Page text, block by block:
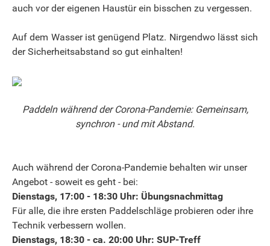
auch vor der eigenen Haustür ein bisschen zu vergessen.
Auf dem Wasser ist genügend Platz. Nirgendwo lässt sich
der Sicherheitsabstand so gut einhalten!
Paddeln während der Corona-Pandemie: Gemeinsam,
synchron - und mit Abstand.
Auch während der Corona-Pandemie behalten wir unser
Angebot - soweit es geht - bei:
Dienstags, 17:00 - 18:30 Uhr: Übungsnachmittag
Für alle, die ihre ersten Paddelschläge probieren oder ihre
Technik verbessern wollen.
Dienstags, 18:30 - ca. 20:00 Uhr: SUP-Treff